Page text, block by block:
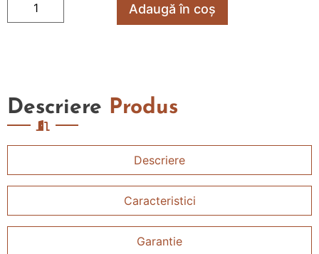
Adaugă în coș
Descriere Produs
Descriere
Caracteristici
Garantie